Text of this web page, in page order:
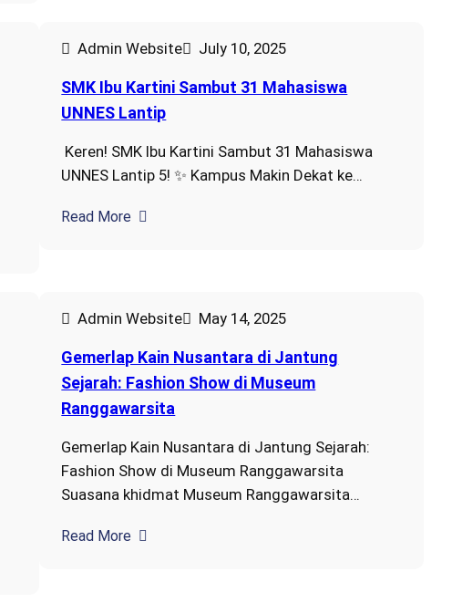
Admin Website July 10, 2025
SMK Ibu Kartini Sambut 31 Mahasiswa
UNNES Lantip
Keren! SMK Ibu Kartini Sambut 31 Mahasiswa
UNNES Lantip 5! ✨ Kampus Makin Dekat ke…
Read More
Admin Website May 14, 2025
Gemerlap Kain Nusantara di Jantung
Sejarah: Fashion Show di Museum
Ranggawarsita
Gemerlap Kain Nusantara di Jantung Sejarah:
Fashion Show di Museum Ranggawarsita
Suasana khidmat Museum Ranggawarsita…
Read More